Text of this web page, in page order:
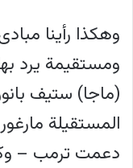
وهكذا رأينا
ومستقيمة يرد
(ماجا) ستيف
المستقيلة
دعمت ترمب –